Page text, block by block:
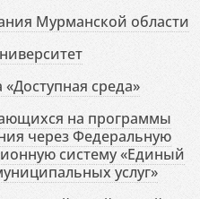
Мурманской области
среда»
на программы
через Федеральную
систему «Единый
услуг»